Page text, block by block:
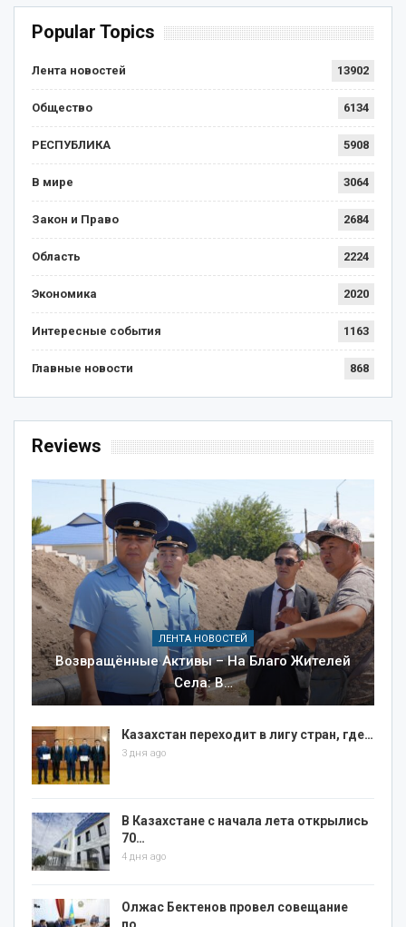
Popular Topics
Лента новостей 13902
Общество 6134
РЕСПУБЛИКА 5908
В мире 3064
Закон и Право 2684
Область 2224
Экономика 2020
Интересные события 1163
Главные новости 868
Reviews
ЛЕНТА НОВОСТЕЙ
Возвращённые Активы – На Благо Жителей
Села: В…
Казахстан переходит в лигу стран, где…
3 дня ago
В Казахстане с начала лета открылись
70…
4 дня ago
Олжас Бектенов провел совещание
по…